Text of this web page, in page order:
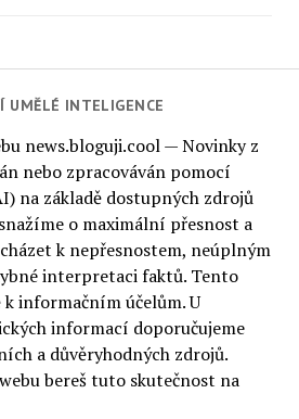
UMĚLÉ INTELIGENCE
news.bloguji.cool — Novinky z
nebo zpracováván pomocí
na základě dostupných zdrojů
o maximální přesnost a
k nepřesnostem, neúplným
interpretaci faktů. Tento
informačním účelům. U
informací doporučujeme
a důvěryhodných zdrojů.
bereš tuto skutečnost na